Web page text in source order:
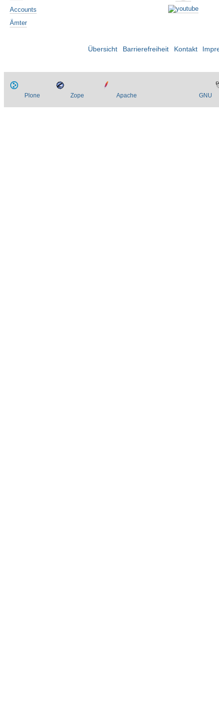
Accounts
Ämter
Übersicht Barrierefreiheit Kontakt
Plone Zope Apache GNU